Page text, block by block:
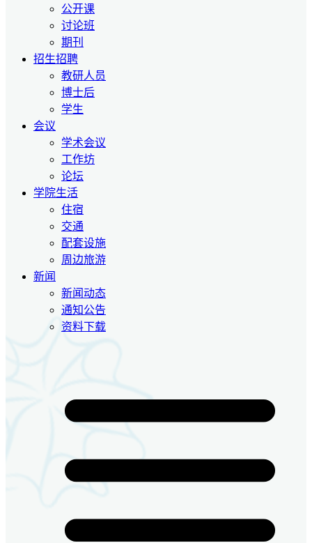
公开课
讨论班
期刊
招生招聘
教研人员
博士后
学生
会议
学术会议
工作坊
论坛
学院生活
住宿
交通
配套设施
周边旅游
新闻
新闻动态
通知公告
资料下载